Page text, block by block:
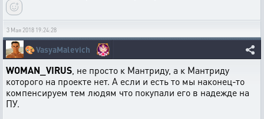
3 Мая 2018 19:24:28
🎨VasyaMalevich
WOMAN_VIRUS , не просто к Мантриду, а к Мантриду
которого на проекте нет. А если и есть то мы наконец-то
компенсируем тем людям что покупали его в надежде на
ПУ.